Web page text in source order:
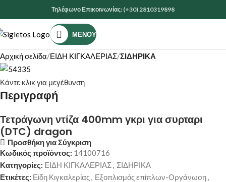
Τηλέφωνο Επικοινωνίας: (+30) 2810319898
ΜΕΝΟΎ
Αρχική σελίδα ΕΙΔΗ ΚΙΓΚΑΛΕΡΙΑΣ ΣΙΔΗΡΙΚΑ
Κάντε κλικ για μεγέθυνση
Περιγραφή
Τετράγωνη ντίζα 400mm γκρι για συρταρι
(DTC) dragon
Προσθήκη για Σύγκριση
Κωδικός προϊόντος: 14100716
Κατηγορίες: ΕΙΔΗ ΚΙΓΚΑΛΕΡΙΑΣ, ΣΙΔΗΡΙΚΑ
Ετικέτες: Είδη Κιγκαλερίας, Εξοπλισμός επίπλων-Οργάνωση,